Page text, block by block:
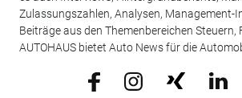
Zulassungszahlen, Analysen, Management-
Beiträge aus den Themenbereichen Steuern,
AUTOHAUS bietet Auto News für die